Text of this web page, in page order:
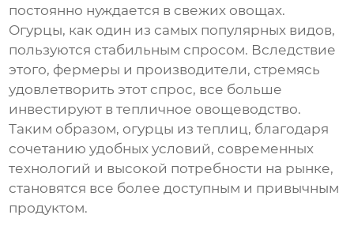
постоянно нуждается в свежих овощах.
Огурцы, как один из самых популярных видов,
пользуются стабильным спросом. Вследствие
этого, фермеры и производители, стремясь
удовлетворить этот спрос, все больше
инвестируют в тепличное овощеводство.
Таким образом, огурцы из теплиц, благодаря
сочетанию удобных условий, современных
технологий и высокой потребности на рынке,
становятся все более доступным и привычным
продуктом.